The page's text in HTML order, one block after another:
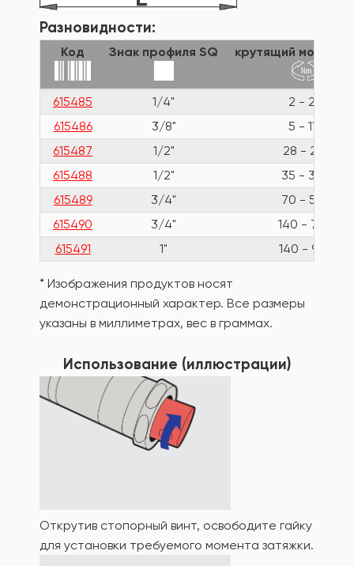
Разновидности:
Код Знак профиля SQ крутящий момент
615485 1/4"
2 - 24
615486
3/8"
5 - 110
615487
1/2"
28 - 210
615488
1/2"
35 - 350
615489
3/4"
70 - 560
615490
3/4"
140 - 700
615491
1" 140 - 980
* Изображения продуктов носят
демонстрационный характер. Все размеры
указаны в миллиметрах, вес в граммах.
Использование (иллюстрации)
Открутив стопорный винт, освободите гайку
для установки требуемого момента затяжки.